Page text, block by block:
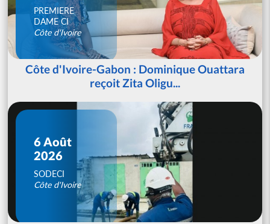
PREMIERE
DAME CI
Côte d'Ivoire
Côte d'Ivoire-Gabon : Dominique Ouattara
reçoit Zita Oligu...
6 Août
2026
SODECI
Côte d'Ivoire